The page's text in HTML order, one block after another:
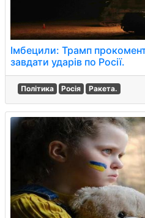
Імбецили: Трамп
завдати ударів по Росії.
Політика Росія Ракета.